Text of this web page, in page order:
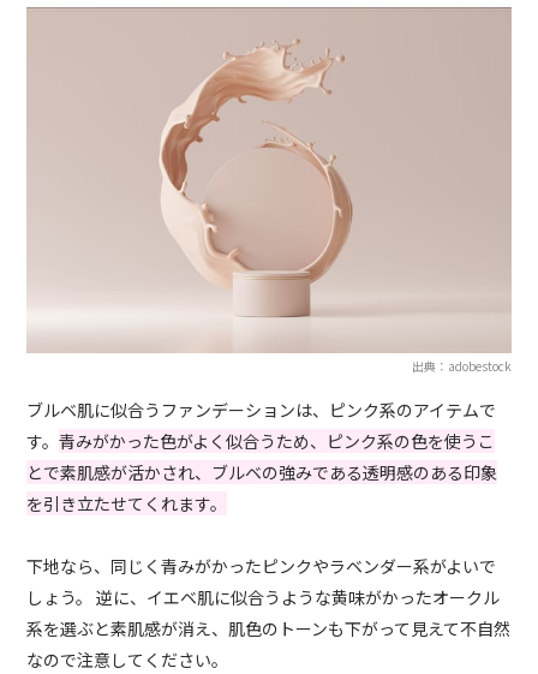
出典：adobestock
ブルベ肌に似合うファンデーションは、ピンク系のアイテムで
す。青みがかった色がよく似合うため、ピンク系の色を使うこ
とで素肌感が活かされ、ブルベの強みである透明感のある印象
を引き立たせてくれます。
下地なら、同じく青みがかったピンクやラベンダー系がよいで
しょう。 逆に、イエベ肌に似合うような黄味がかったオークル
系を選ぶと素肌感が消え、肌色のトーンも下がって見えて不自然
なので注意してください。